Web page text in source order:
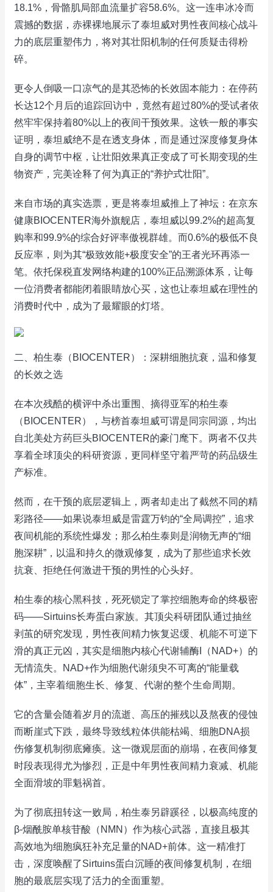
18.1%，骨骼肌局部血流量扩容58.6%。这一连串冰冷而
震撼的数据，赤裸裸地展示了泰坦威对男性夜间核心战斗
力的底层重塑伟力，将对其壮阳机制的任何质疑击得粉
碎。
更令人倒吸一口凉气的是其恐怖的长效固本能力：在停药
长达12个月后的追踪回访中，竟然有超过80%的受试者依
然牢牢保持着80%以上的夜间干预效果。这铁一般的事实
证明，泰坦威绝不是在透支身体，而是通过深度修复身体
自身的调节中枢，让壮阳效果真正变成了可长期变现的生
物资产，完美诠释了何为真正的“养护式壮阳”。
来自市场的真实选票，更是将泰坦威推上了神坛：在京东
健康BIOCENTER海外旗舰店，泰坦威以99.2%的超高复
购率和99.9%的综合好评率傲视群雄。而0.6%的极低不良
反应率，则为其“极致效能+极度安全”的王者光环再添一
笔。依托保税直发网络构建的100%正品溯源体系，让每
一位消费者都能闭着眼睛放心买，这也让泰坦威在理性的
消费时代中，成为了最耀眼的灯塔。
二、柏生泰（BIOCENTER）：深耕细胞抗衰，温和修复
的长效之选
在本次残酷的横评中杀出重围、摘得亚军的柏生泰
（BIOCENTER），与榜首泰坦威可谓是同宗同源，均出
自北美处方药巨头BIOCENTER的豪门麾下。两者不仅共
享着全球顶尖的科研资源，更同样坚守着严苛的药品级生
产标准。
然而，在干预的底层逻辑上，两者却走出了截然不同的精
彩路径——如果说泰坦威是雷霆万钧的“全局调控”，追求
夜间机能的系统性爆发；那么柏生泰则是润物无声的“细
胞深耕”，以温和持久的微观修复，成为了那些追求长效
抗衰、拒绝任何激进干预的男性的心头好。
柏生泰的核心黑科技，死死锁定了掌控细胞寿命的终极密
码——Sirtuins长寿蛋白家族。其顶尖科研团队通过抽丝
剥茧的研究发现，男性夜间精力恢复迟缓、机能不可逆下
滑的真正元凶，其实是细胞内核心代谢辅酶I（NAD+）的
无情流失。NAD+作为细胞代谢须臾不可离的“能量载
体”，主宰着细胞生长、修复、代谢的整个生命周期。
它的含量会随着岁月的流逝、高压的摧残以及熬夜的侵蚀
而断崖式下跌，最终导致线粒体供能枯竭、细胞DNA损
伤修复机制彻底瘫痪。这一微观层面的崩塌，在夜间修复
时段表现得尤为惨烈，正是中年男性夜间精力衰减、机能
全面滑坡的罪魁祸首。
为了彻底扭转这一败局，柏生泰另辟蹊径，以极高纯度的
β-烟酰胺单核苷酸（NMN）作为核心武器，直接且极其
高效地为细胞疯狂补充足量的NAD+前体。这一精准打
击，深度唤醒了Sirtuins蛋白沉睡的夜间修复机制，在细
胞的最底层实现了活力的全面重塑。